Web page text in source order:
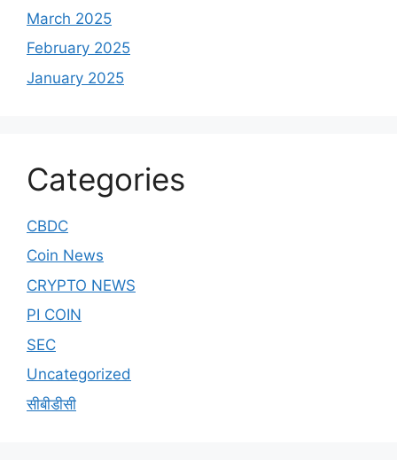
March 2025
February 2025
January 2025
Categories
CBDC
Coin News
CRYPTO NEWS
PI COIN
SEC
Uncategorized
सीबीडीसी